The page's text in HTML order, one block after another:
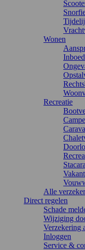
Wonen
Recreatie
Alle
Direct regelen
Schade
Wijziging
Verzekering
Inloggen
Service &